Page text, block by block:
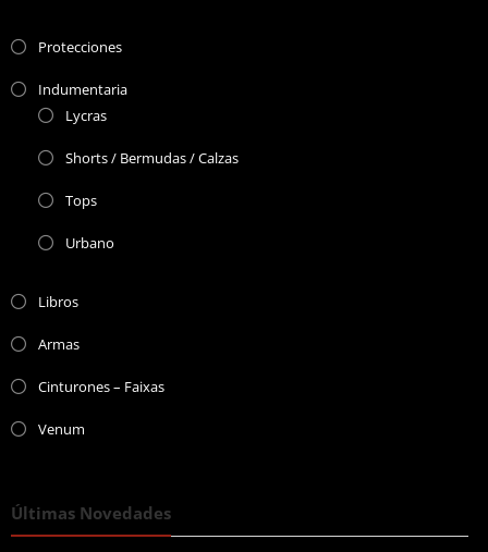
Protecciones
Indumentaria
Lycras
Shorts / Bermudas / Calzas
Tops
Urbano
Libros
Armas
Cinturones – Faixas
Venum
Últimas Novedades